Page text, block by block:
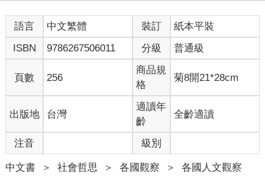
語言 中文繁體 裝訂
紙本平裝
ISBN
9786267506011 分級 普通級
頁數 256
商品規
格
菊8開21*28cm
出版地 台灣
適讀年
齡
全齡適讀
注音 級別
中文書 ＞ 社會哲思 ＞ 各國觀察 ＞ 各國人文觀察